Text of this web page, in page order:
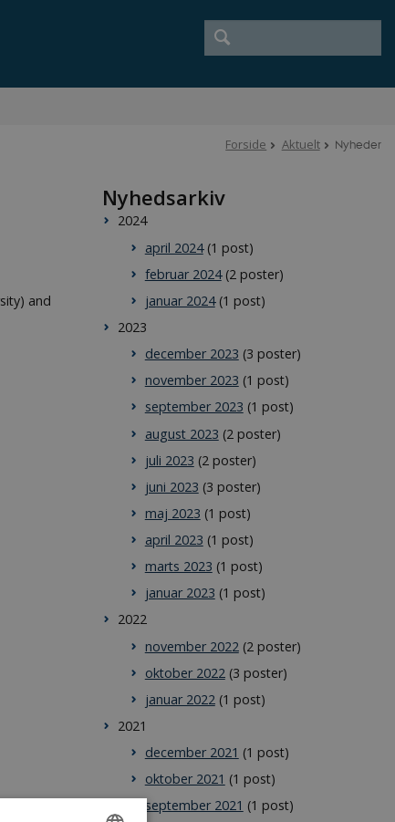
Forside Aktuelt Nyheder
and
Nyhedsarkiv
2024
april 2024(1 post)
februar 2024(2 poster)
januar 2024(1 post)
2023
december 2023 (3 poster)
november 2023 (1 post)
september 2023 (1 post)
august 2023 (2 poster)
juli 2023 (2 poster)
juni 2023 (3 poster)
maj 2023 (1 post)
april 2023 (1 post)
marts 2023 (1 post)
januar 2023 (1 post)
2022
november 2022 (2 poster)
oktober 2022 (3 poster)
januar 2022(1 post)
2021
december 2021 (1 post)
oktober 2021 (1 post)
september 2021 (1 post)